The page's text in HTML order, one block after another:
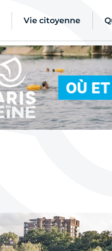
Vie citoyenne